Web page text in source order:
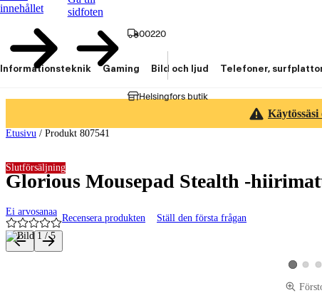
innehållet
sidfoten
00220
Helsingfors butik
Informationsteknik Gaming Bild och ljud Telefoner,
Etusivu / Produkt 807541
Glorious Mousepad Stealth -
Ei arvosanaa
Recensera produkten Ställ den första frågan
Slutförsäljning
Produktbilder och videor
VisaVisa